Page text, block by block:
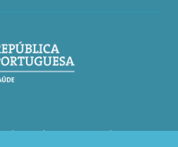
os direitos reservados